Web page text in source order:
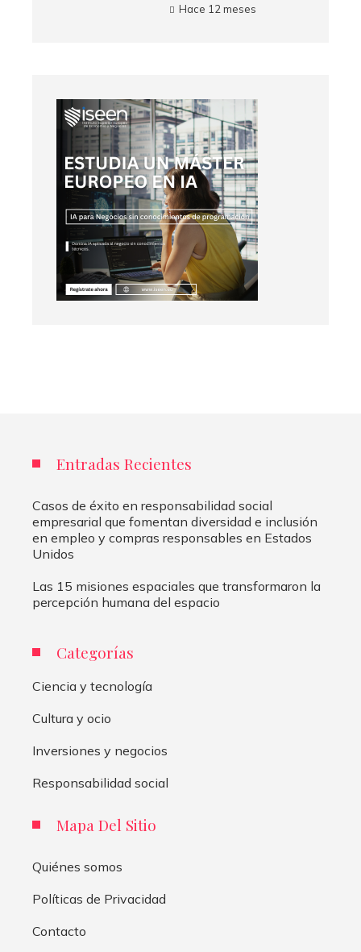
Hace 12 meses
Entradas Recientes
Casos de éxito en responsabilidad social
empresarial que fomentan diversidad e inclusión
en empleo y compras responsables en Estados
Unidos
Las 15 misiones espaciales que transformaron la
percepción humana del espacio
Categorías
Ciencia y tecnología
Cultura y ocio
Inversiones y negocios
Responsabilidad social
Mapa Del Sitio
Quiénes somos
Políticas de Privacidad
Contacto